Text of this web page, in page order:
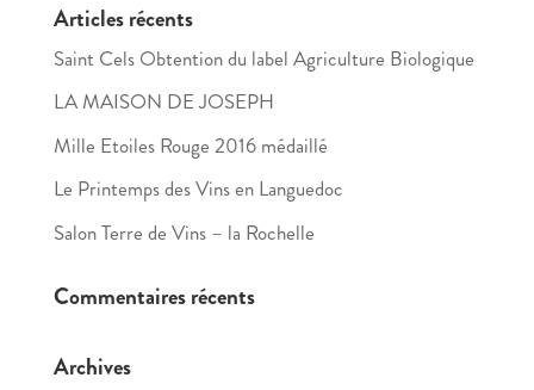
Articles récents
Saint Cels Obtention du label Agriculture Biologique
LA MAISON DE JOSEPH
Mille Etoiles Rouge 2016 médaillé
Le Printemps des Vins en Languedoc
Salon Terre de Vins – la Rochelle
Commentaires récents
Archives